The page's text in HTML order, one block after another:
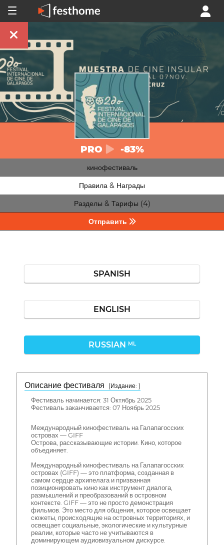
PRO -83%
кинофестиваль
Правила & Награды
Разделы & Тарифы (4)
Отправить
SPANISH
ENGLISH
RUSSIAN ML
Описание фестиваля
( Издание: )
Фестиваль начинается: 31 Октябрь 2025
Фестиваль заканчивается: 07 Ноябрь 2025
Международный кинофестиваль на Галапагосских
островах — GIFF
Острова, рассказывающие истории. Кино, которое
объединяет.
Международный кинофестиваль на Галапагосских
островах (GIFF) — это платформа, созданная в
самом сердце архипелага и призванная
позиционировать кино как инструмент диалога,
размышлений и преобразований в островном
контексте. GIFF — это не просто демонстрация
фильмов. Это место для общения, которое освещает
сюжеты, происходящие на островных территориях, и
освещает социальные, экологические и культурные
реалии, которые часто не учитываются в
доминирующем аудиовизуальном дискурсе.